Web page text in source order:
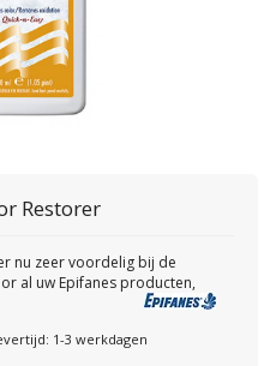
Restorer
nu zeer voordelig bij de
al uw Epifanes producten,
1-3 werkdagen